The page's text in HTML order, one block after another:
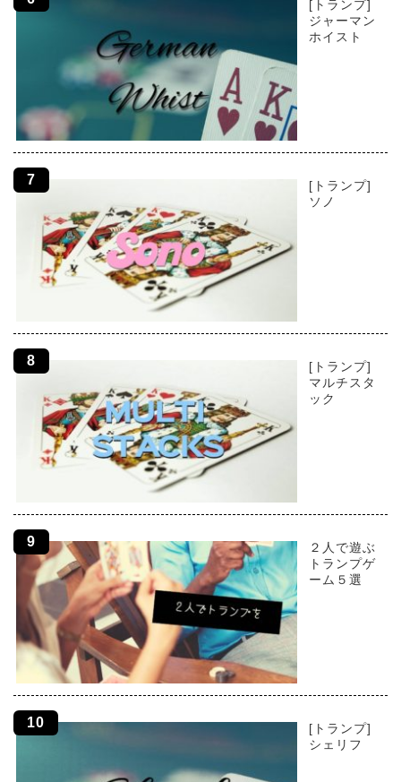
[トランプ]
ジャーマン
ホイスト
[トランプ]
ソノ
[トランプ]
マルチスタ
ック
２人で遊ぶ
トランプゲ
ーム５選
[トランプ]
シェリフ